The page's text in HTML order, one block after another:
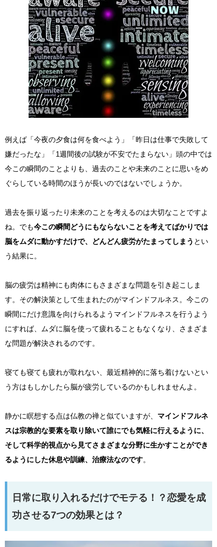
例えば「今夜の夕食は何を食べよう」「昨日は仕事で失敗して
嫌だったな」「1週間後の試験が不安でたまらない」頭の中では
今この瞬間のことよりも、過去のことや未来のことに思いをめ
ぐらしている時間のほうが長いのではないでしょうか。
過去を振り返ったり未来のことを考えるのは大切なことですよ
ね。でも今この瞬間どうにもならないことを考えてばかりでは
脳をムダに動かすだけで、どんどん疲労がたまってしまう とい
う結果に。
脳の疲労は精神にも肉体にもさまざまな問題を引き起こしま
す。その解決策として生まれたのがマインドフルネス。今この
瞬間にだけ意識を向けられるようマインドフルネスを行うよう
にすれば、ムダに脳を使って疲れることもなくなり、さまざま
な問題が解決されるのです。
寝ても寝ても疲れが取れない、最近精神的に落ち着けないとい
う方はもしかしたら脳が疲労しているのかもしれませんよ。
静かに瞑想する点は仏教の禅と似ていますが、 マインドフルネ
スは宗教的な要素を取り除いて誰にでも気軽に行えるように、
そして科学的視点から見てさまざまな分野に生かすことができ
るようにした休息や訓練、治療法なのです。
日常に取り入れるだけでモテる！？恋愛を成
功させる7つの効果とは？